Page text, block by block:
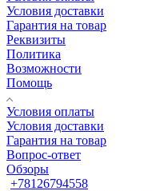
Условия доставки
Гарантия на товар
Реквизиты
Политика
Возможности
Помощь
Условия оплаты
Условия доставки
Гарантия на товар
Вопрос-ответ
Обзоры
+78126794558